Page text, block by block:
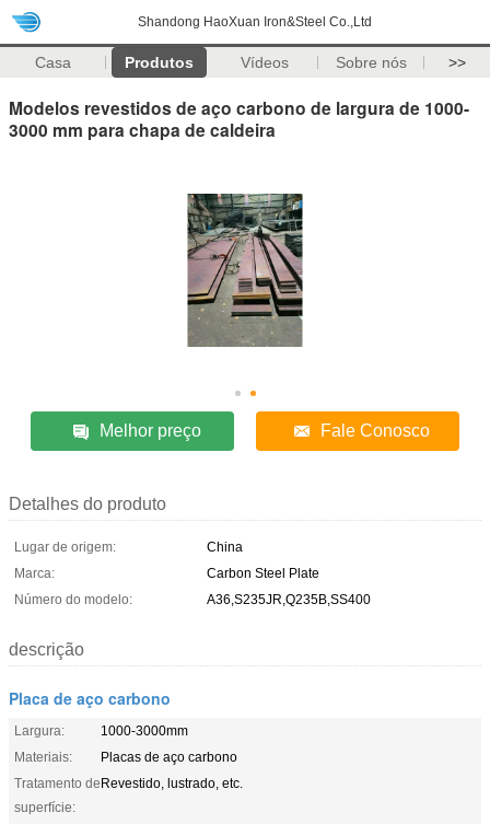
Shandong HaoXuan Iron&Steel Co.,Ltd
Casa Produtos Vídeos Sobre nós >>
Modelos revestidos de aço carbono de largura de 1000-
3000 mm para chapa de caldeira
Melhor preço Fale Conosco
Detalhes do produto
Lugar de origem:
China
Marca:
Carbon Steel Plate
Número do modelo:
A36,S235JR,Q235B,SS400
descrição
Placa de aço carbono
Largura:
1000-3000mm
Materiais:
Placas de aço carbono
Tratamento de
superfície:
Revestido, lustrado, etc.